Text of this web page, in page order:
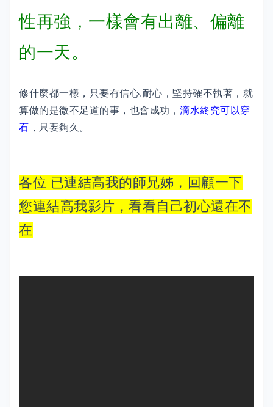
性再強，一樣會有出離、偏離
的一天。
修什麼都一樣，只要有信心.耐心，堅持確不執著，就
算做的是微不足道的事，也會成功， 滴水終究可以穿
石 ，只要夠久。
各位 已連結高我的師兄姊，回顧一下
您連結高我影片，看看自己初心還在不
在